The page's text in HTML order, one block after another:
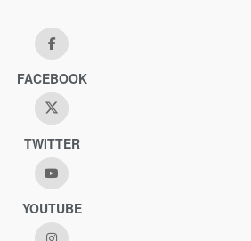
FACEBOOK
TWITTER
YOUTUBE